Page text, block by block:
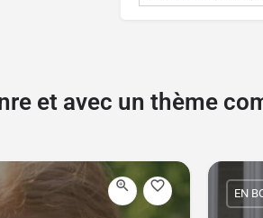
et avec un thème
EN